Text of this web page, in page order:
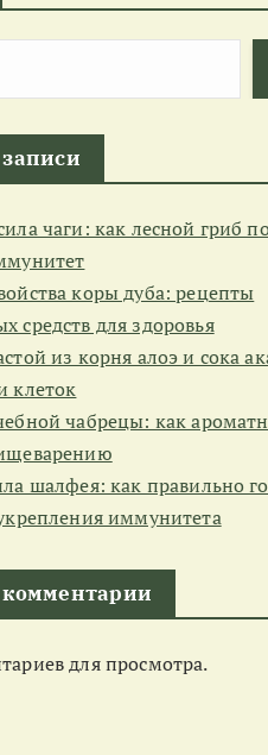
чаги: как лесной гриб
коры дуба: рецепты
средств для здоровья
из корня алоэ и сока
клеток
чабрецы: как
шалфея: как правильно
иммунитета
для просмотра.